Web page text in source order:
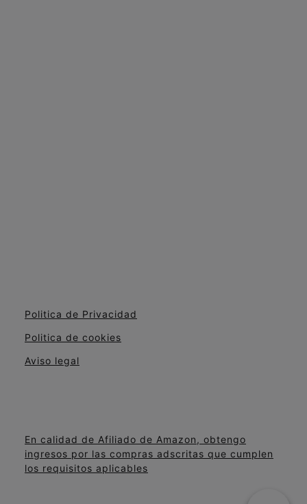
Politica de Privacidad
Politica de cookies
Aviso legal
En calidad de Afiliado de Amazon, obtengo
ingresos por las compras adscritas que cumplen
los requisitos aplicables